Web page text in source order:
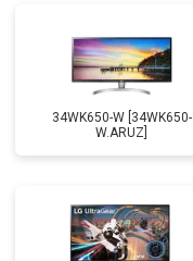
34WK650-W [34WK650-
W.ARUZ]